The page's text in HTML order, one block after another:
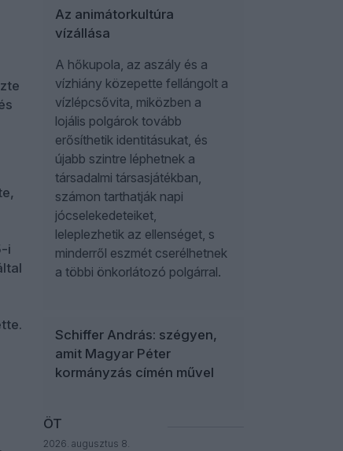
i
Az animátorkultúra
vízállása
A hőkupola, az aszály és a
vízhiány közepette fellángolt a
vízlépcsővita, miközben a
lojális polgárok tovább
erősíthetik identitásukat, és
újabb szintre léphetnek a
társadalmi társasjátékban,
számon tarthatják napi
jócselekedeteiket,
leleplezhetik az ellenséget, s
minderről eszmét cserélhetnek
a többi önkorlátozó polgárral.
Schiffer András: szégyen,
amit Magyar Péter
kormányzás címén művel
ÖT
2026. augusztus 8.